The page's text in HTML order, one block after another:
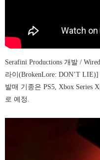
Serafini Productions 개발 /
라이(BrokenLore: DON’T
발매 기종은 PS5, Xbox Series
로 예정.